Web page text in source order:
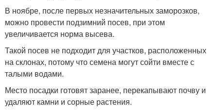
В ноябре, после первых незначительных заморозков,
можно провести подзимний посев, при этом
увеличивается норма высева.
Такой посев не подходит для участков, расположенных
на склонах, потому что семена могут сойти вместе с
талыми водами.
Место посадки готовят заранее, перекапывают почву и
удаляют камни и сорные растения.